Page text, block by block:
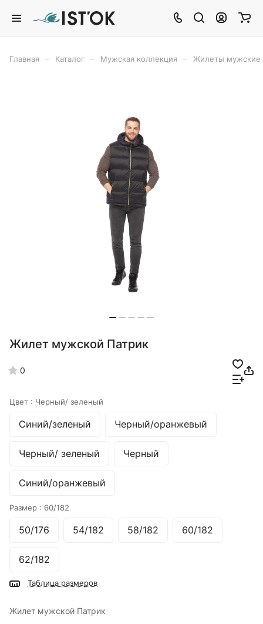
Главная Каталог Мужская коллекция Жилеты мужские
Жилет мужской Патрик
0
Цвет : Черный/ зеленый
Синий/зеленый Черный/оранжевый
Черный/ зеленый Черный
Синий/оранжевый
Размер : 60/182
50/176 54/182 58/182 60/182
62/182
Таблица размеров
Жилет мужской Патрик